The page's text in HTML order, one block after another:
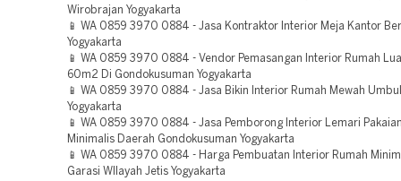
Wirobrajan Yogyakarta
📱 WA 0859 3970 0884 - Jasa Kontraktor Interior Meja Kantor
Yogyakarta
📱 WA 0859 3970 0884 - Vendor Pemasangan Interior Rumah
60m2 Di Gondokusuman Yogyakarta
📱 WA 0859 3970 0884 - Jasa Bikin Interior Rumah Mewah
Yogyakarta
📱 WA 0859 3970 0884 - Jasa Pemborong Interior Lemari
Minimalis Daerah Gondokusuman Yogyakarta
📱 WA 0859 3970 0884 - Harga Pembuatan Interior Rumah
Garasi WIlayah Jetis Yogyakarta